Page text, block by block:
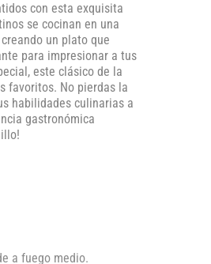
con esta exquisita
se cocinan en una
un plato que
para impresionar a tus
este clásico de la
favoritos. No pierdas la
habilidades culinarias a
gastronómica
a fuego medio.